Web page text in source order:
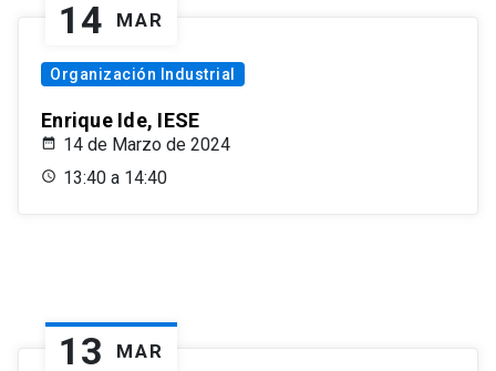
14 MAR
Organización Industrial
Enrique Ide, IESE
14 de Marzo de 2024
13:40 a 14:40
13 MAR